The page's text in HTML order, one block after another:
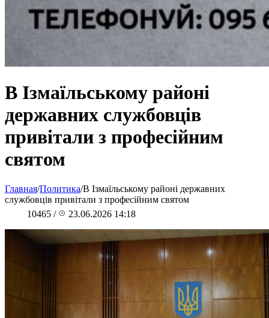
В Ізмаїльському районі
державних службовців
привітали з професійним
святом
Главная/Политика/В Ізмаїльському районі державних
службовців привітали з професійним святом
10465 / 23.06.2026 14:18